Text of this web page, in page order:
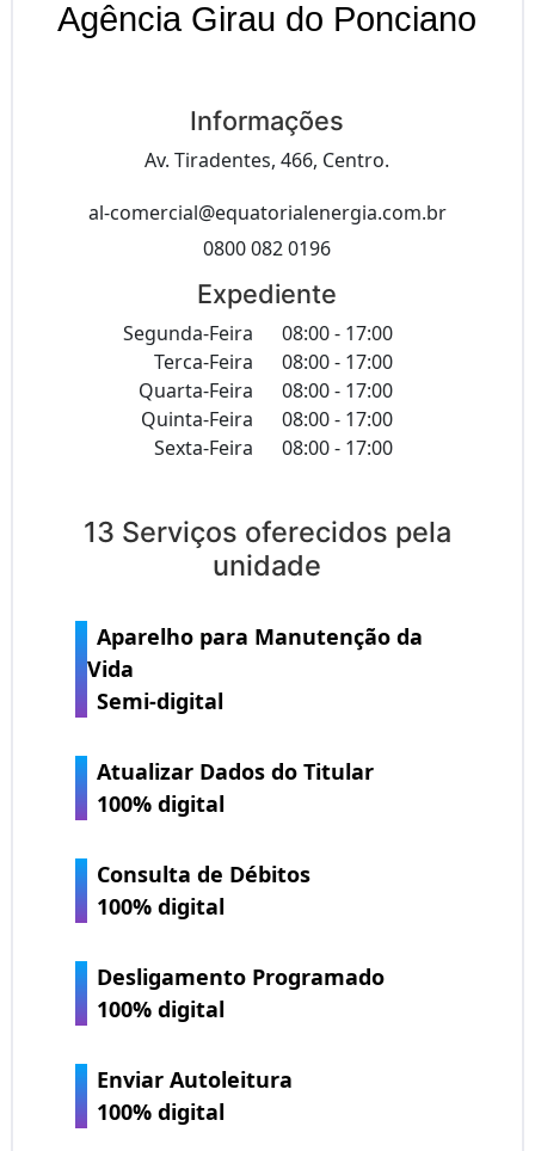
Agência Girau do Ponciano
Informações
Av. Tiradentes, 466, Centro.
al-comercial@equatorialenergia.com.br
0800 082 0196
Expediente
Segunda-Feira
08:00 - 17:00
Terca-Feira
08:00 - 17:00
Quarta-Feira
08:00 - 17:00
Quinta-Feira
08:00 - 17:00
Sexta-Feira
08:00 - 17:00
13 Serviços oferecidos pela
unidade
Aparelho para Manutenção da
Vida
Semi-digital
Atualizar Dados do Titular
100% digital
Consulta de Débitos
100% digital
Desligamento Programado
100% digital
Enviar Autoleitura
100% digital